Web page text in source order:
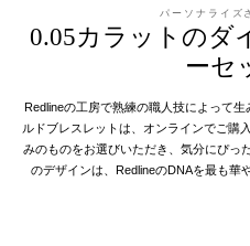
パーソナライズ
0.05カラットのダ
ーセ
Redlineの工房で熟練の職人技によって
ルドブレスレットは、オンラインでご購
みのものをお選びいただき、気分にぴっ
のデザインは、RedlineのDNAを最も華